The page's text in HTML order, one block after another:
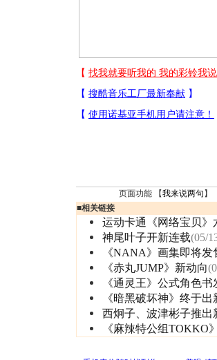
页面功能 【我来说两句 】
■相关链接
运动卡通《网络宝贝》
神尾叶子开新连载(05/
《NANA》画集即将发
《赤丸JUMP》新动向
《通灵王》公式角色书
《暗黑破坏神》终于
西炯子、波津彬子推出
《麻辣特公组TOKKO